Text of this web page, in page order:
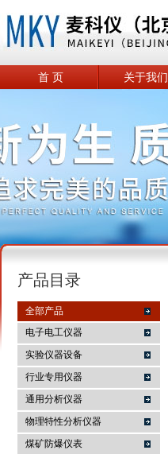
麦科仪（北京）科技有限公司
首 页 关于我们
产品目录
全部产品
电子电工仪器
实验仪器设备
行业专用仪器
通用分析仪器
物理特性分析仪器
煤矿防爆仪表